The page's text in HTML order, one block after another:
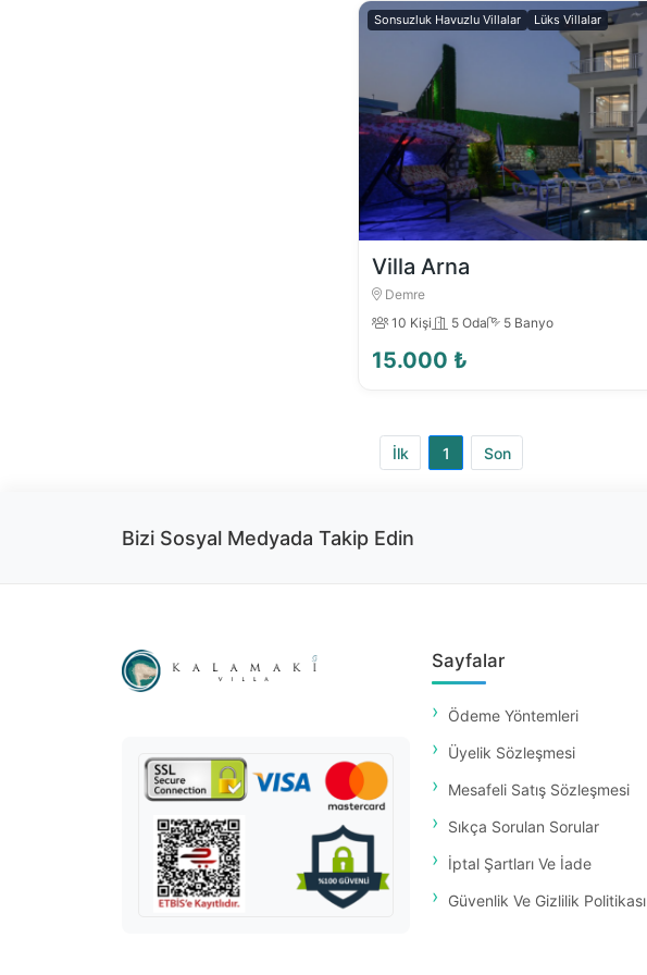
Sonsuzluk Havuzlu Villalar Lüks Villalar
Villa Arna
Demre
10 Kişi
5 Oda 5 Banyo
15.000 ₺
İlk 1 Son
Bizi Sosyal Medyada Takip Edin
Sayfalar
Ödeme Yöntemleri
Üyelik Sözleşmesi
Mesafeli Satış Sözleşmesi
Sıkça Sorulan Sorular
İptal Şartları Ve İade
Güvenlik Ve Gizlilik Politikası